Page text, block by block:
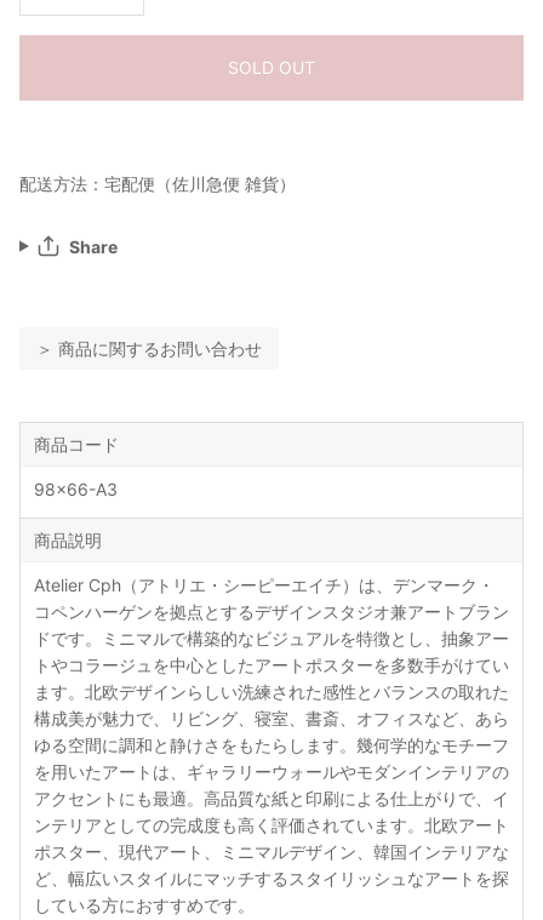
SOLD OUT
配送方法：宅配便（佐川急便 雑貨）
Share
＞ 商品に関するお問い合わせ
商品コード
98x66-A3
商品説明
Atelier Cph（アトリエ・シーピーエイチ）は、デンマーク・
コペンハーゲンを拠点とするデザインスタジオ兼アートブラン
ドです。ミニマルで構築的なビジュアルを特徴とし、抽象アー
トやコラージュを中心としたアートポスターを多数手がけてい
ます。北欧デザインらしい洗練された感性とバランスの取れた
構成美が魅力で、リビング、寝室、書斎、オフィスなど、あら
ゆる空間に調和と静けさをもたらします。幾何学的なモチーフ
を用いたアートは、ギャラリーウォールやモダンインテリアの
アクセントにも最適。高品質な紙と印刷による仕上がりで、イ
ンテリアとしての完成度も高く評価されています。北欧アート
ポスター、現代アート、ミニマルデザイン、韓国インテリアな
ど、幅広いスタイルにマッチするスタイリッシュなアートを探
している方におすすめです。